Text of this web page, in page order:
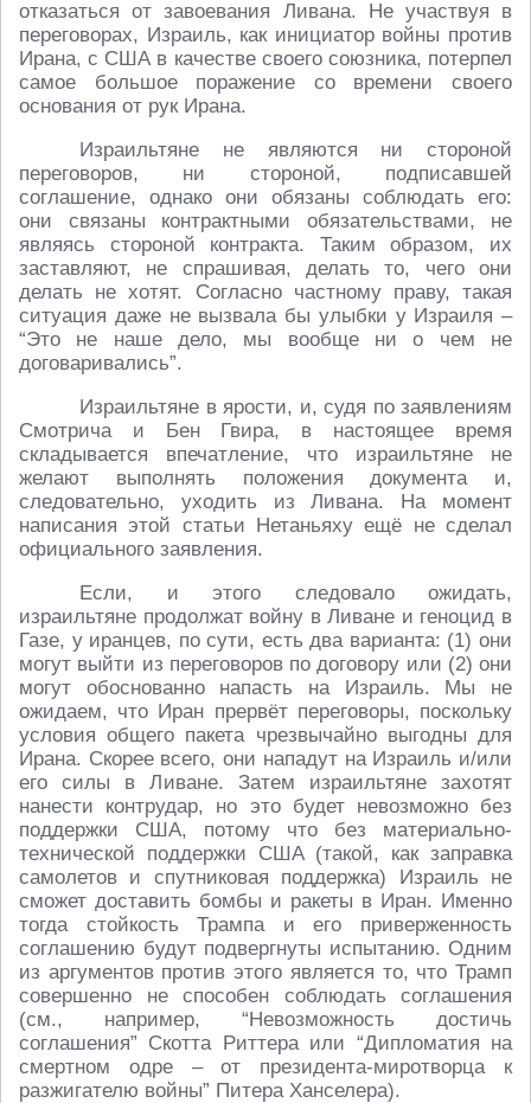
отказаться от завоевания Ливана. Не участвуя в
переговорах, Израиль, как инициатор войны против
Ирана, с США в качестве своего союзника, потерпел
самое большое поражение со времени своего
основания от рук Ирана.
Израильтяне не являются ни стороной
переговоров, ни стороной, подписавшей
соглашение, однако они обязаны соблюдать его:
они связаны контрактными обязательствами, не
являясь стороной контракта. Таким образом, их
заставляют, не спрашивая, делать то, чего они
делать не хотят. Согласно частному праву, такая
ситуация даже не вызвала бы улыбки у Израиля –
“Это не наше дело, мы вообще ни о чем не
договаривались”.
Израильтяне в ярости, и, судя по заявлениям
Смотрича и Бен Гвира, в настоящее время
складывается впечатление, что израильтяне не
желают выполнять положения документа и,
следовательно, уходить из Ливана. На момент
написания этой статьи Нетаньяху ещё не сделал
официального заявления.
Если, и этого следовало ожидать,
израильтяне продолжат войну в Ливане и геноцид в
Газе, у иранцев, по сути, есть два варианта: (1) они
могут выйти из переговоров по договору или (2) они
могут обоснованно напасть на Израиль. Мы не
ожидаем, что Иран прервёт переговоры, поскольку
условия общего пакета чрезвычайно выгодны для
Ирана. Скорее всего, они нападут на Израиль и/или
его силы в Ливане. Затем израильтяне захотят
нанести контрудар, но это будет невозможно без
поддержки США, потому что без материально-
технической поддержки США (такой, как заправка
самолетов и спутниковая поддержка) Израиль не
сможет доставить бомбы и ракеты в Иран. Именно
тогда стойкость Трампа и его приверженность
соглашению будут подвергнуты испытанию. Одним
из аргументов против этого является то, что Трамп
совершенно не способен соблюдать соглашения
(см., например, “Невозможность достичь
соглашения” Скотта Риттера или “Дипломатия на
смертном одре – от президента-миротворца к
разжигателю войны” Питера Ханселера).